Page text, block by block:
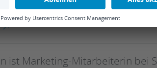
ist Marketing-Mitarbeiterin bei